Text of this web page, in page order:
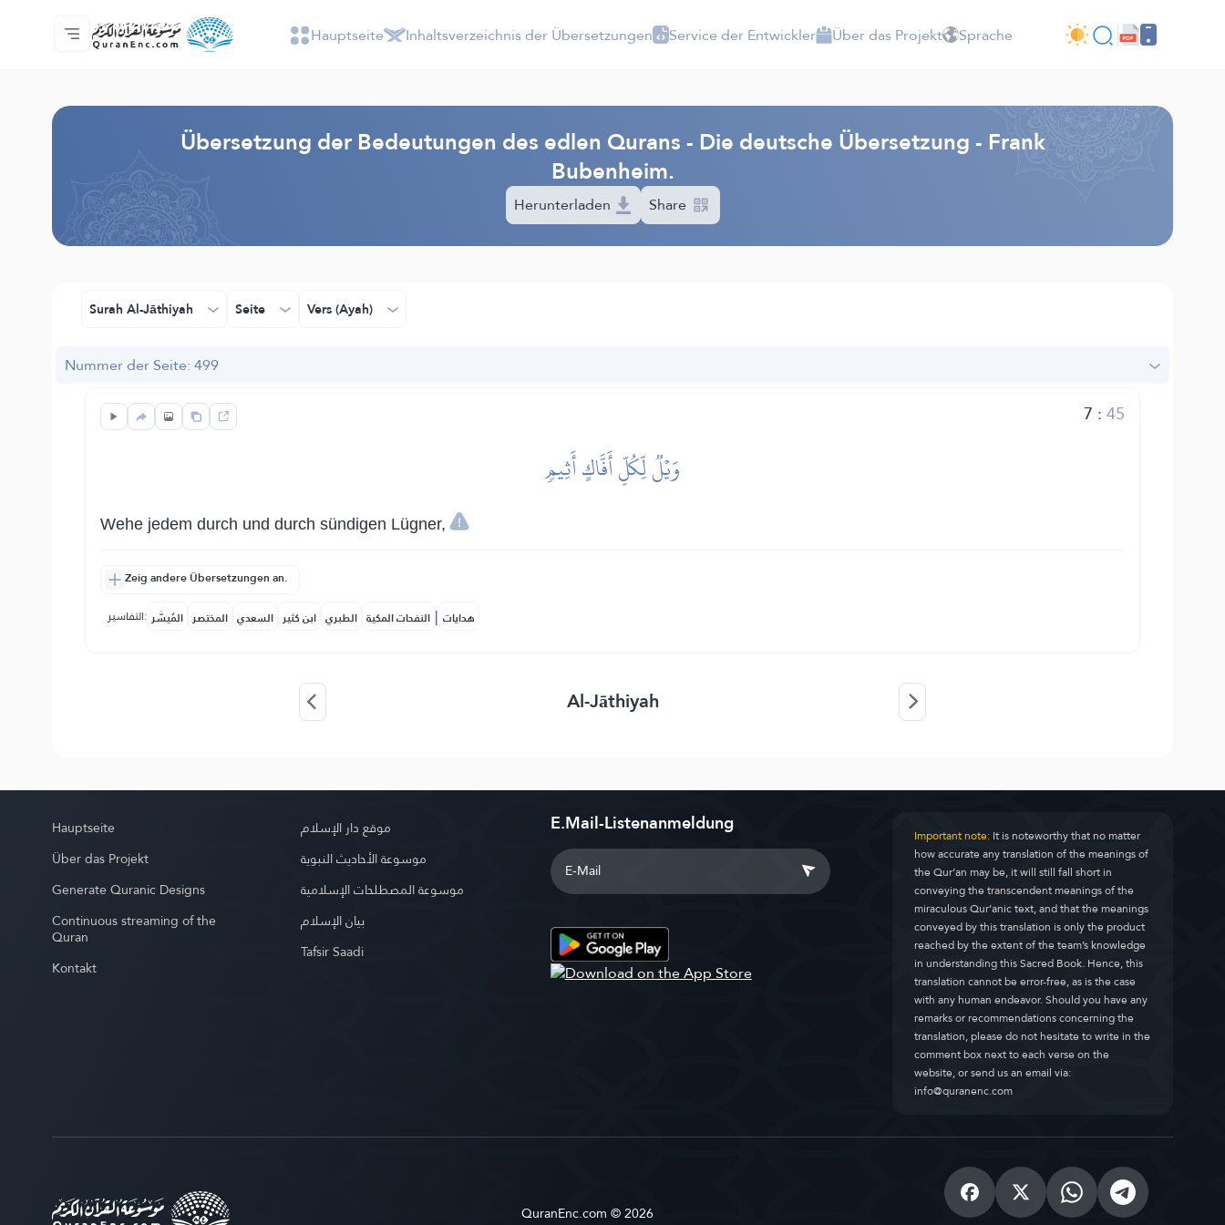
Hauptseite
Inhaltsverzeichnis der Übersetzungen
Audio
Service der Entwickler - API
Über das Projekt
Kontakt
Sprache Hauptseite Inhaltsverzeichnis der Übersetzungen Service der Entwickler Über das Projekt Sprache
Übersetzung der Bedeutungen des edlen Qurans - Die deutsche Übersetzung - Frank
Bubenheim.
Herunterladen Share
Surah Al-Jāthiyah Seite Vers (Ayah)
Nummer der Seite: 499
7 :45
وَيۡلٞ لِّكُلِّ أَفَّاكٍ أَثِيمٖ
Wehe jedem durch und durch sündigen Lügner,
Zeig andere Übersetzungen an.
التفاسير: المُيسَّر المختصر السعدي ابن كثير الطبري النفحات المكية | هدايات
Al-Jāthiyah
Hauptseite
Über das Projekt
Generate Quranic Designs
Continuous streaming of the
Quran
Kontakt
موقع دار الإسلام
موسوعة الأحاديث النبوية
موسوعة المصطلحات الإسلامية
بيان الإسلام
Tafsir Saadi
E.Mail-Listenanmeldung Important note:It is noteworthy that no matter
how accurate any translation of the meanings of
the Qur’an may be, it will still fall short in
conveying the transcendent meanings of the
miraculous Qur’anic text, and that the meanings
conveyed by this translation is only the product
reached by the extent of the team’s knowledge
in understanding this Sacred Book. Hence, this
translation cannot be error-free, as is the case
with any human endeavor. Should you have any
remarks or recommendations concerning the
translation, please do not hesitate to write in the
comment box next to each verse on the
website, or send us an email via:
info@quranenc.com
QuranEnc.com © 2026